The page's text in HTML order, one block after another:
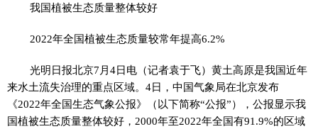
我国植被生态质量整体较好
2022年全国植被生态质量较常年提高6.2%
光明日报北京7月4日电（记者袁于飞）黄土高原是我国近年
来水土流失治理的重点区域。4日，中国气象局在北京发布
《2022年全国生态气象公报》（以下简称“公报”），公报显示我
国植被生态质量整体较好，2000年至2022年全国有91.9%的区域